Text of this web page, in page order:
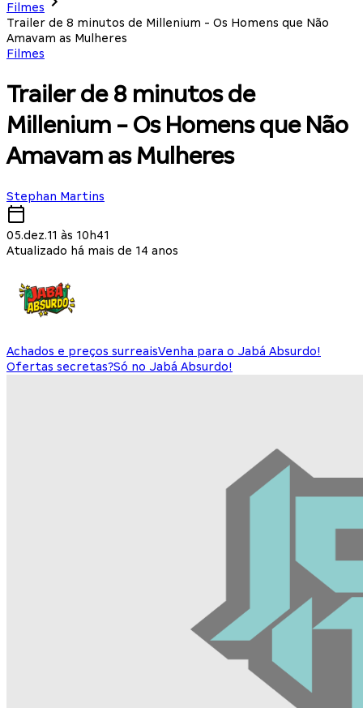
Filmes
Trailer de 8 minutos de Millenium - Os Homens que Não
Amavam as Mulheres
Filmes
Trailer de 8 minutos de
Millenium - Os Homens que Não
Amavam as Mulheres
Stephan Martins
05.dez.11 às 10h41
Atualizado há mais de 14 anos
Achados e preços surreaisVenha para o Jabá Absurdo!
Ofertas secretas?Só no Jabá Absurdo!